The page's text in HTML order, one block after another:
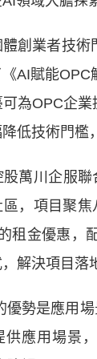
業者技術門
AI賦能OPC
為OPC企
低技術門檻
川企服聯合
，項目聚
租金優惠，
解決項目落
勢是應用場
供應用場景